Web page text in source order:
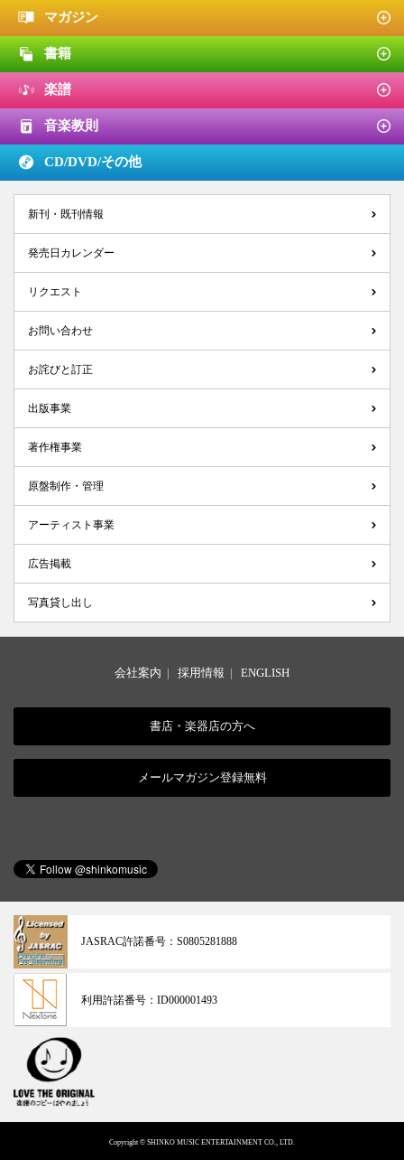
マガジン
書籍
楽譜
音楽教則
CD/DVD/その他
新刊・既刊情報
発売日カレンダー
リクエスト
お問い合わせ
お詫びと訂正
出版事業
著作権事業
原盤制作・管理
アーティスト事業
広告掲載
写真貸し出し
会社案内 | 採用情報 | ENGLISH
書店・楽器店の方へ
メールマガジン登録無料
JASRAC許諾番号： S0805281888
利用許諾番号： ID000001493
Copyright © SHINKO MUSIC ENTERTAINMENT CO., LTD.